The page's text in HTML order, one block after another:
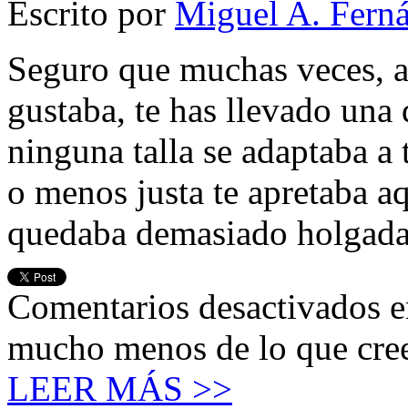
Escrito por Miguel A.
Seguro que muchas veces,
gustaba, te has llevado
ninguna talla se adaptaba a
o menos justa te apretaba
quedaba demasiado
Comentarios desactivados
mucho menos de lo que
LEER MÁS >>